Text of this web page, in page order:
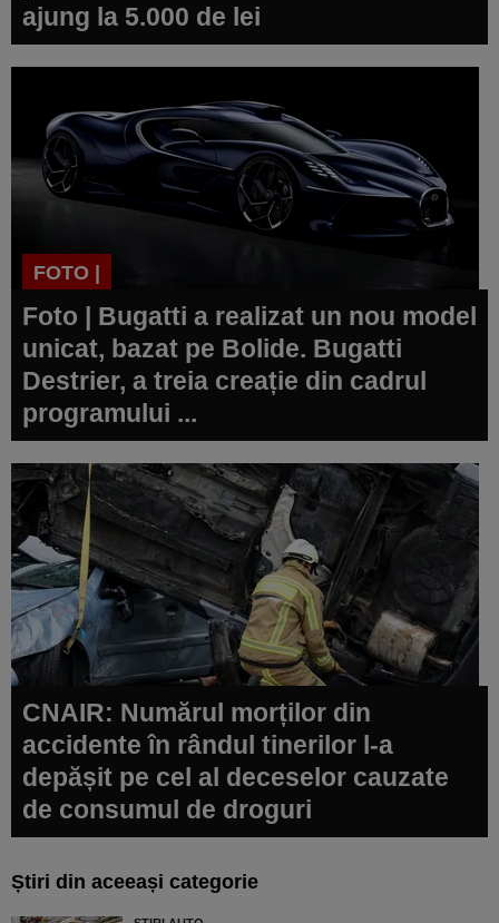
ajung la 5.000 de lei
FOTO |
Foto | Bugatti a realizat un nou model
unicat, bazat pe Bolide. Bugatti
Destrier, a treia creație din cadrul
programului ...
CNAIR: Numărul morților din
accidente în rândul tinerilor l-a
depășit pe cel al deceselor cauzate
de consumul de droguri
Știri din aceeași categorie